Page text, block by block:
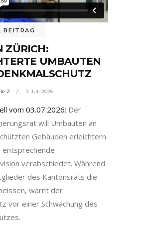
BEITRAG
ZÜRICH:
UMBAUTEN
Z 3. Juli 2026
vom 03.07.2026: Der
will Umbauten an
Gebäuden erleichtern
entsprechende
verabschiedet. Während
des Kantonsrats die
warnt der
vor einer Schwächung des